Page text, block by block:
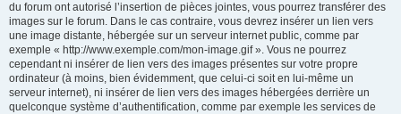
du forum ont autorisé l’insertion de pièces jointes, vous pourrez transférer des
images sur le forum. Dans le cas contraire, vous devrez insérer un lien vers
une image distante, hébergée sur un serveur internet public, comme par
exemple « http://www.exemple.com/mon-image.gif ». Vous ne pourrez
cependant ni insérer de lien vers des images présentes sur votre propre
ordinateur (à moins, bien évidemment, que celui-ci soit en lui-même un
serveur internet), ni insérer de lien vers des images hébergées derrière un
quelconque système d’authentification, comme par exemple les services de